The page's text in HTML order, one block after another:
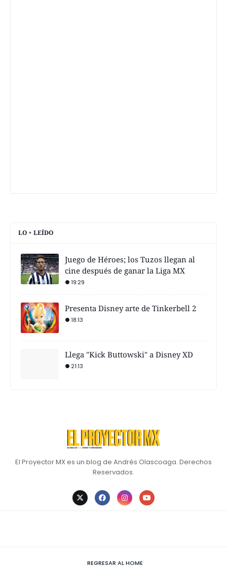
LO + LEÍDO
Juego de Héroes; los Tuzos llegan al
cine después de ganar la Liga MX
19:29
Presenta Disney arte de Tinkerbell 2
18:13
Llega "Kick Buttowski" a Disney XD
21:13
El Proyector MX es un blog de Andrés Olascoaga. Derechos
Reservados.
REGRESAR AL HOME